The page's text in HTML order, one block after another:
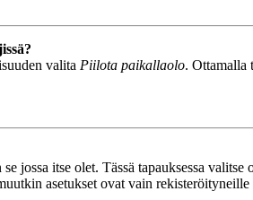
valita Piilota paikallaolo. Ottamalla
jossa itse olet. Tässä tapauksessa
asetukset ovat vain